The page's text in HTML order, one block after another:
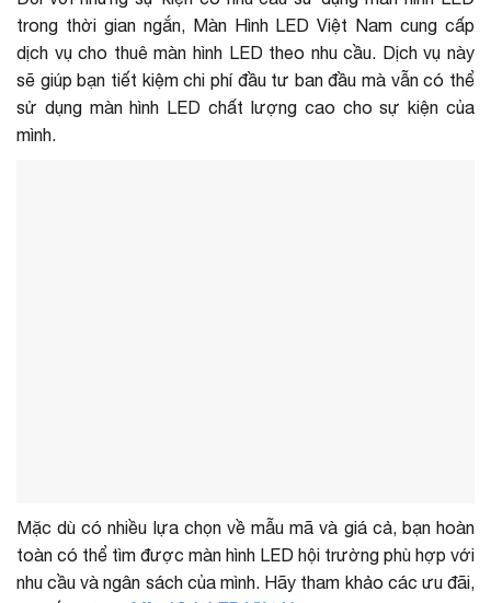
trong thời gian ngắn, Màn Hình LED Việt Nam cung cấp
dịch vụ cho thuê màn hình LED theo nhu cầu. Dịch vụ này
sẽ giúp bạn tiết kiệm chi phí đầu tư ban đầu mà vẫn có thể
sử dụng màn hình LED chất lượng cao cho sự kiện của
mình.
Mặc dù có nhiều lựa chọn về mẫu mã và giá cả, bạn hoàn
toàn có thể tìm được màn hình LED hội trường phù hợp với
nhu cầu và ngân sách của mình. Hãy tham khảo các ưu đãi,